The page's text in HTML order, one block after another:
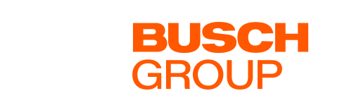
chez Busch
actuelle)
Résultats de la recherche
Il n’y a actuellement aucun poste